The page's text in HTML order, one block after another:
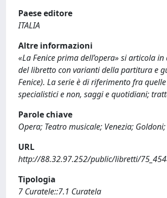
Paese editore
ITALIA
Altre informazioni
«La Fenice prima dell’opera» si articola
del libretto con varianti della partitura e
Fenice). La serie è di riferimento fra
specialistici e non, saggi e quotidiani;
Parole chiave
Opera; Teatro musicale; Venezia;
URL
http://88.32.97.252/public/libretti/
Tipologia
7 Curatele::7.1 Curatela